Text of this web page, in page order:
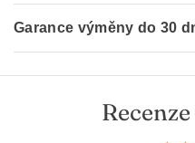
Garance výměny do 30